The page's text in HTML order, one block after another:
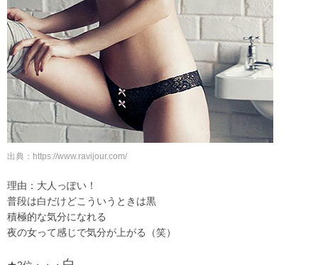
出典：https://www.ravijour.com/
理由：大人っぽい！
普段は白だけどこういうときは黒
積極的な気分になれる
夜の女って感じで気分が上がる（笑）